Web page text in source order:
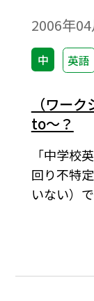
2006年
中 英語
（ワー
to～？
「中学校
回り不特
いない）
と敗者で
角枠内の